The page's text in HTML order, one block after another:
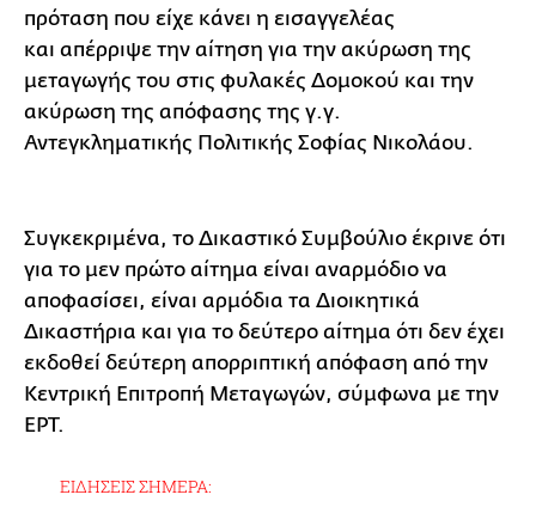
πρόταση που είχε κάνει η εισαγγελέας
και απέρριψε την αίτηση για την ακύρωση της
μεταγωγής του στις φυλακές Δομοκού και την
ακύρωση της απόφασης της γ.γ.
Αντεγκληματικής Πολιτικής Σοφίας Νικολάου.
Συγκεκριμένα, το Δικαστικό Συμβούλιο έκρινε ότι
για το μεν πρώτο αίτημα είναι αναρμόδιο να
αποφασίσει, είναι αρμόδια τα Διοικητικά
Δικαστήρια και για το δεύτερο αίτημα ότι δεν έχει
εκδοθεί δεύτερη απορριπτική απόφαση από την
Κεντρική Επιτροπή Μεταγωγών, σύμφωνα με την
ΕΡΤ.
ΕΙΔΗΣΕΙΣ ΣΗΜΕΡΑ: